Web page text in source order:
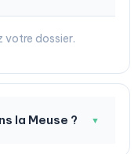
votre dossier.
la Meuse ? ▼